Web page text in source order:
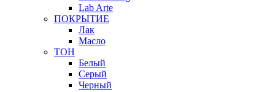
Lab Arte
ПОКРЫТИЕ
Лак
Масло
ТОН
Белый
Серый
Черный